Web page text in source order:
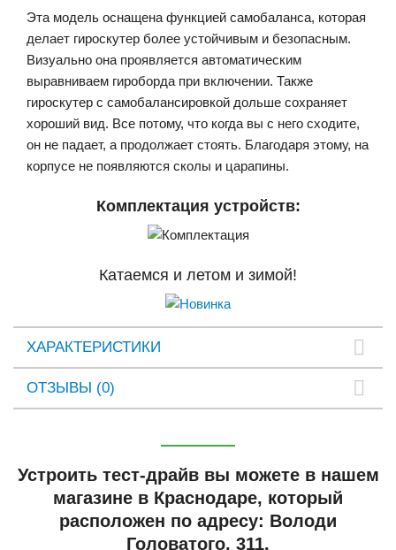
Эта модель оснащена функцией самобаланса, которая
делает гироскутер более устойчивым и безопасным.
Визуально она проявляется автоматическим
выравниваем гироборда при включении. Также
гироскутер с самобалансировкой дольше сохраняет
хороший вид. Все потому, что когда вы с него сходите,
он не падает, а продолжает стоять. Благодаря этому, на
корпусе не появляются сколы и царапины.
Комплектация устройств:
Катаемся и летом и зимой!
ХАРАКТЕРИСТИКИ
ОТЗЫВЫ (0)
Устроить тест-драйв вы можете в нашем
магазине в Краснодаре, который
расположен по адресу: Володи
Головатого, 311.